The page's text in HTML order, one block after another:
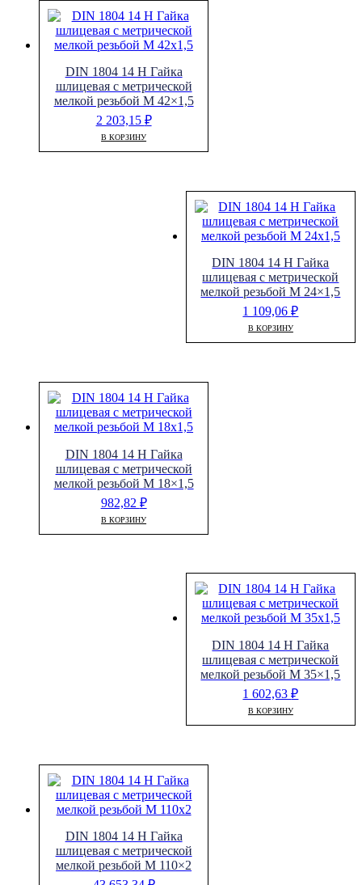
DIN 1804 14 H Гайка
шлицевая с метрической
мелкой резьбой M 42×1,5
2 203,15 ₽
В КОРЗИНУ
DIN 1804 14 H Гайка
шлицевая с метрической
мелкой резьбой M 24×1,5
1 109,06₽
В КОРЗИНУ
DIN 1804 14 H Гайка
шлицевая с метрической
мелкой резьбой M 18×1,5
982,82 ₽
В КОРЗИНУ
DIN 1804 14 H Гайка
шлицевая с метрической
мелкой резьбой M 35×1,5
1 602,63₽
В КОРЗИНУ
DIN 1804 14 H Гайка
шлицевая с метрической
мелкой резьбой M 110×2